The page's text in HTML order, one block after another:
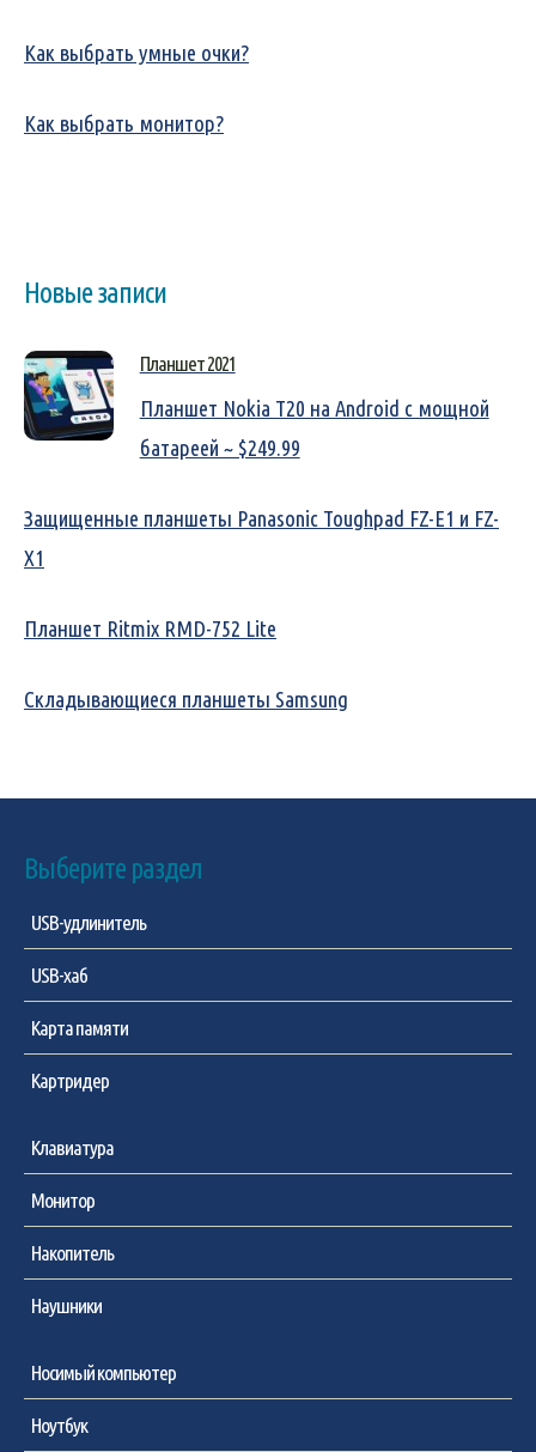
Как выбрать умные очки?
Как выбрать монитор?
Новые записи
Планшет 2021
Планшет Nokia T20 на Android с мощной
батареей ~ $249.99
Защищенные планшеты Panasonic Toughpad FZ-E1 и FZ-
X1
Планшет Ritmix RMD-752 Lite
Складывающиеся планшеты Samsung
Выберите раздел
USB-удлинитель
USB-хаб
Карта памяти
Картридер
Клавиатура
Монитор
Накопитель
Наушники
Носимый компьютер
Ноутбук